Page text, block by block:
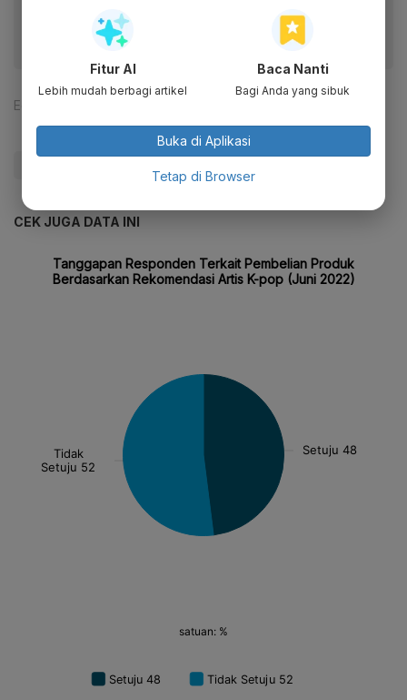
Editor:
CEK JUGA DATA INI
Fitur AI
Lebih mudah berbagi artikel
Baca Nanti
Bagi Anda yang sibuk
Buka di Aplikasi
Tetap di Browser